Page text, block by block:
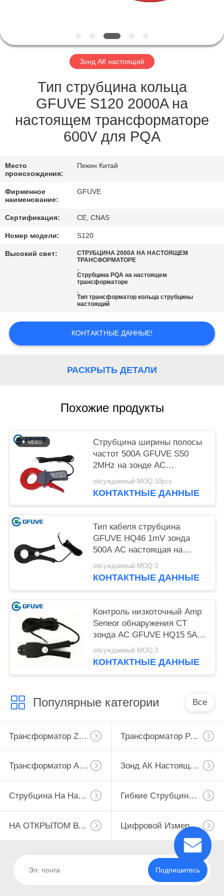
СВЯЖИТЕСЬ
МЫ
НОВОСТИ
СПРОСИТЕ
КАРТА
САЙТА
Зонд АК настоящий
Тип струбцина кольца
GFUVE S120 2000A на
настоящем трансформаторе
600V для PQA
Место
происхождения:
Пекин Китай
Фирменное
наименование:
GFUVE
Сертификация: CE, CNAS
Номер модели: S120
Высокий свет:
СТРУБЦИНА 2000A НА НАСТОЯЩЕМ
ТРАНСФОРМАТОРЕ
,
Струбцина PQA на настоящем
трансформаторе
,
Тип трансформатор кольца струбцины
настоящий
КОНТАКТНЫЕ ДАННЫЕ!
РАСКРЫТЬ ДЕТАЛИ
Похожие продукты
Струбцина ширины полосы
частот 500A GFUVE S50
2MHz на зонде AC
настоящем с челюстью
52mm
обсуждаемый MOQ:10pcs
КОНТАКТНЫЕ ДАННЫЕ
Тип кабеля струбцина
GFUVE HQ46 1mV зонда
500A AC настоящая на
настоящем зонде
обсуждаемый MOQ:3
КОНТАКТНЫЕ ДАННЫЕ
Контроль низкоточный Amp
Seneor обнаружения CT
зонда AC GFUVE HQ15 5A
100A облегченный
настоящий
обсуждаемый MOQ:3
КОНТАКТНЫЕ ДАННЫЕ
Популярные категории Все
Трансформатор Zero Последовательности Настоящий Трансформатор Разделенного Сердечника Настоящий
Трансформатор Аппаратуры Настоящий Зонд АК Настоящий
Струбцина На Настоящем Трансформаторе Гибкие Струбцины Кт
НА ОТКРЫТОМ ВОЗДУХЕ ТРАНСФОРМАТОР НАПРЯЖЕНИЯ ТОКА Цифровой Измеритель Мощности
Подпишитесь